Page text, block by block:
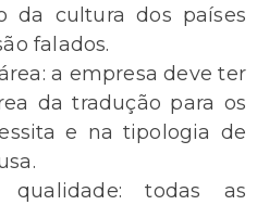
da cultura dos países
falados.
a empresa deve ter
da tradução para os
e na tipologia de
todas as